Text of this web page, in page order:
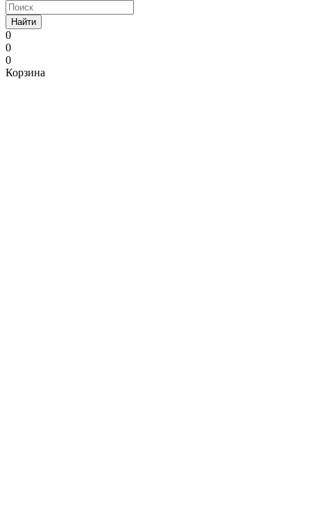
Найти
0
0
0
Корзина